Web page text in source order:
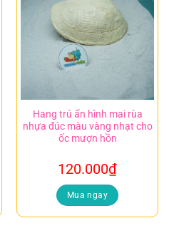
Hang trú ẩn hình mai rùa
nhựa đúc màu vàng nhạt cho
ốc mượn hồn
120.000₫
Mua ngay